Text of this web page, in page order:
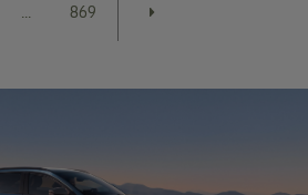
... 869